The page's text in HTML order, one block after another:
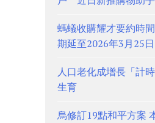
螞蟻收購耀才要約時
期延至2026年3月25日
人口老化成增長「計
生育
烏修訂19點和平方案